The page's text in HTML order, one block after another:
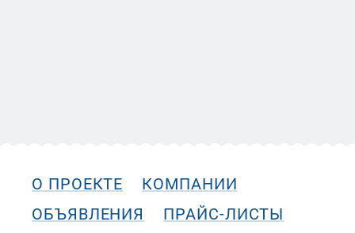
О ПРОЕКТЕ
КОМПАНИИ
ОБЪЯВЛЕНИЯ
ПРАЙС-ЛИСТЫ